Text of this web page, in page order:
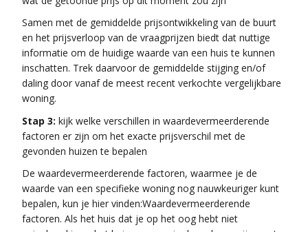
Samen met de gemiddelde prijsontwikkeling van de buurt
en het prijsverloop van de vraagprijzen biedt dat nuttige
informatie om de huidige waarde van een huis te kunnen
inschatten. Trek daarvoor de gemiddelde stijging en/of
daling door vanaf de meest recent verkochte vergelijkbare
woning.
Stap 3: kijk welke verschillen in waardevermeerderende
factoren er zijn om het exacte prijsverschil met de
gevonden huizen te bepalen
De waardevermeerderende factoren, waarmee je de
waarde van een specifieke woning nog nauwkeuriger kunt
bepalen, kun je hier vinden:Waardevermeerderende
factoren. Als het huis dat je op het oog hebt niet